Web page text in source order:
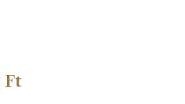
FtÁrtartomány: